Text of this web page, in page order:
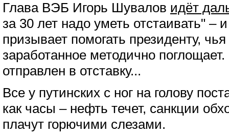
Глава ВЭБ Игорь Шувалов идёт
за 30 лет надо уметь отстаивать" –
призывает помогать президенту,
заработанное методично
отправлен в отставку...
Все у путинских с ног на голову
как часы – нефть течет, санкции
плачут горючими слезами.